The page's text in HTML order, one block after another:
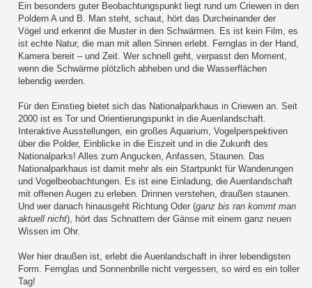
Ein besonders guter Beobachtungspunkt liegt rund um Criewen in den
Poldern A und B. Man steht, schaut, hört das Durcheinander der
Vögel und erkennt die Muster in den Schwärmen. Es ist kein Film, es
ist echte Natur, die man mit allen Sinnen erlebt. Fernglas in der Hand,
Kamera bereit – und Zeit. Wer schnell geht, verpasst den Moment,
wenn die Schwärme plötzlich abheben und die Wasserflächen
lebendig werden.
Für den Einstieg bietet sich das Nationalparkhaus in Criewen an. Seit
2000 ist es Tor und Orientierungspunkt in die Auenlandschaft.
Interaktive Ausstellungen, ein großes Aquarium, Vogelperspektiven
über die Polder, Einblicke in die Eiszeit und in die Zukunft des
Nationalparks! Alles zum Angucken, Anfassen, Staunen. Das
Nationalparkhaus ist damit mehr als ein Startpunkt für Wanderungen
und Vogelbeobachtungen. Es ist eine Einladung, die Auenlandschaft
mit offenen Augen zu erleben. Drinnen verstehen, draußen staunen.
Und wer danach hinausgeht Richtung Oder (ganz bis ran kommt man
aktuell nicht), hört das Schnattern der Gänse mit einem ganz neuen
Wissen im Ohr.
Wer hier draußen ist, erlebt die Auenlandschaft in ihrer lebendigsten
Form. Fernglas und Sonnenbrille nicht vergessen, so wird es ein toller
Tag!